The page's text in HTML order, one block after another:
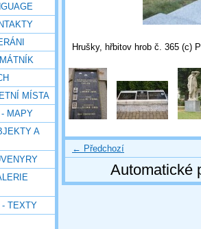
MÍSTA
MAPY
A
- TEXTY
Hrušky, hřbitov hrob č. 365 (c)
← Předchozí
Automatické